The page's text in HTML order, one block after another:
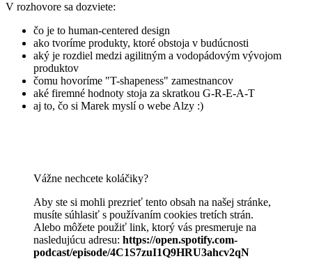
V rozhovore sa dozviete:
čo je to human-centered design
ako tvoríme produkty, ktoré obstoja v budúcnosti
aký je rozdiel medzi agilitným a vodopádovým vývojom
produktov
čomu hovoríme "T-shapeness" zamestnancov
aké firemné hodnoty stoja za skratkou G-R-E-A-T
aj to, čo si Marek myslí o webe Alzy :)
Vážne nechcete koláčiky?
Aby ste si mohli prezrieť tento obsah na našej stránke,
musíte súhlasiť s používaním cookies tretích strán.
Alebo môžete použiť link, ktorý vás presmeruje na
nasledujúcu adresu: https://open.spotify.com-
podcast/episode/4C1S7zuI1Q9HRU3ahcv2qN